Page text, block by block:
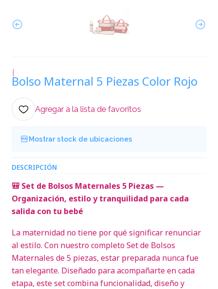
|
Bolso Maternal 5 Piezas Color Rojo
Agregar a la lista de favoritos
Mostrar stock de ubicaciones
DESCRIPCIÓN
🎒 Set de Bolsos Maternales 5 Piezas —
Organización, estilo y tranquilidad para cada
salida con tu bebé
La maternidad no tiene por qué significar renunciar
al estilo. Con nuestro completo Set de Bolsos
Maternales de 5 piezas, estar preparada nunca fue
tan elegante. Diseñado para acompañarte en cada
etapa, este set combina funcionalidad, diseño y